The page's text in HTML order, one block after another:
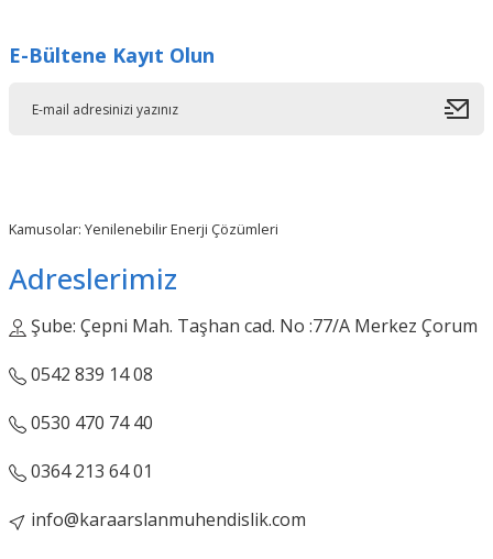
E-Bültene Kayıt Olun
Kamusolar: Yenilenebilir Enerji Çözümleri
Adreslerimiz
Şube: Çepni Mah. Taşhan cad. No :77/A Merkez Çorum
0542 839 14 08
0530 470 74 40
0364 213 64 01
info@karaarslanmuhendislik.com